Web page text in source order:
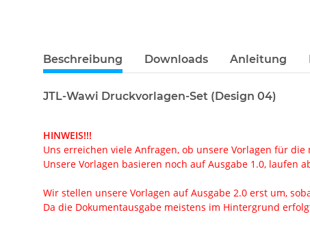
Beschreibung Downloads Anleitung
JTL-Wawi Druckvorlagen-Set (Design 04)
HINWEIS!!!
Uns erreichen viele Anfragen, ob unsere Vorlagen für
Unsere Vorlagen basieren noch auf Ausgabe 1.0, laufen
Wir stellen unsere Vorlagen auf Ausgabe 2.0 erst um,
Da die Dokumentausgabe meistens im Hintergrund